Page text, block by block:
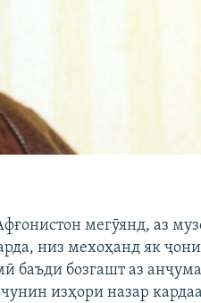
мегӯянд, аз
низ мехоҳанд як
баъди бозгашт аз
изҳори назар